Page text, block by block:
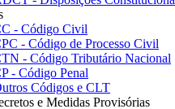
- Código Civil
- Código de Processo Civil
- Código Tributário Nacional
- Código Penal
Códigos e CLT
e Medidas Provisórias